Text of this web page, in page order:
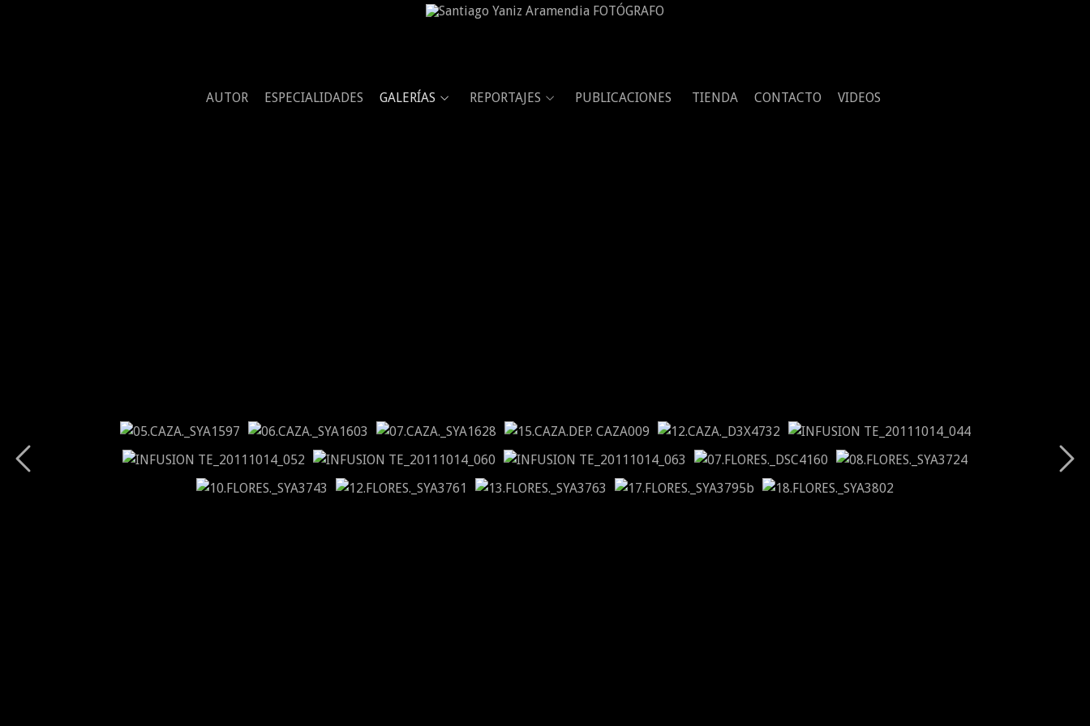
AUTOR ESPECIALIDADES GALERÍAS REPORTAJES PUBLICACIONES TIENDA CONTACTO VIDEOS